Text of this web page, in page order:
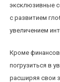
эксклюзивные
с развитием
увеличением
Кроме
погрузиться в
расширяя свои